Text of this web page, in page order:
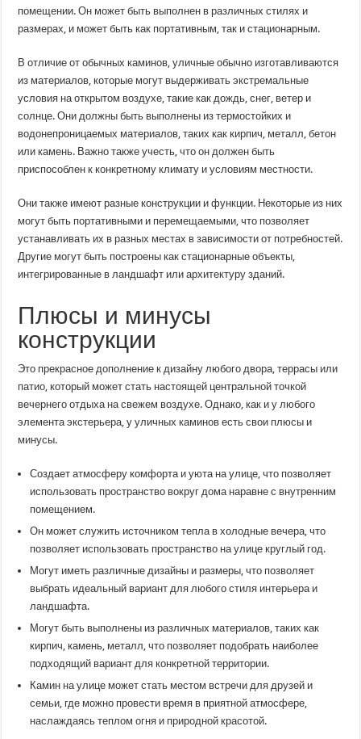
помещении. Он может быть выполнен в различных стилях и
размерах, и может быть как портативным, так и стационарным.
В отличие от обычных каминов, уличные обычно изготавливаются
из материалов, которые могут выдерживать экстремальные
условия на открытом воздухе, такие как дождь, снег, ветер и
солнце. Они должны быть выполнены из термостойких и
водонепроницаемых материалов, таких как кирпич, металл, бетон
или камень. Важно также учесть, что он должен быть
приспособлен к конкретному климату и условиям местности.
Они также имеют разные конструкции и функции. Некоторые из них
могут быть портативными и перемещаемыми, что позволяет
устанавливать их в разных местах в зависимости от потребностей.
Другие могут быть построены как стационарные объекты,
интегрированные в ландшафт или архитектуру зданий.
Плюсы и минусы
конструкции
Это прекрасное дополнение к дизайну любого двора, террасы или
патио, который может стать настоящей центральной точкой
вечернего отдыха на свежем воздухе. Однако, как и у любого
элемента экстерьера, у уличных каминов есть свои плюсы и
минусы.
Создает атмосферу комфорта и уюта на улице, что позволяет
использовать пространство вокруг дома наравне с внутренним
помещением.
Он может служить источником тепла в холодные вечера, что
позволяет использовать пространство на улице круглый год.
Могут иметь различные дизайны и размеры, что позволяет
выбрать идеальный вариант для любого стиля интерьера и
ландшафта.
Могут быть выполнены из различных материалов, таких как
кирпич, камень, металл, что позволяет подобрать наиболее
подходящий вариант для конкретной территории.
Камин на улице может стать местом встречи для друзей и
семьи, где можно провести время в приятной атмосфере,
наслаждаясь теплом огня и природной красотой.